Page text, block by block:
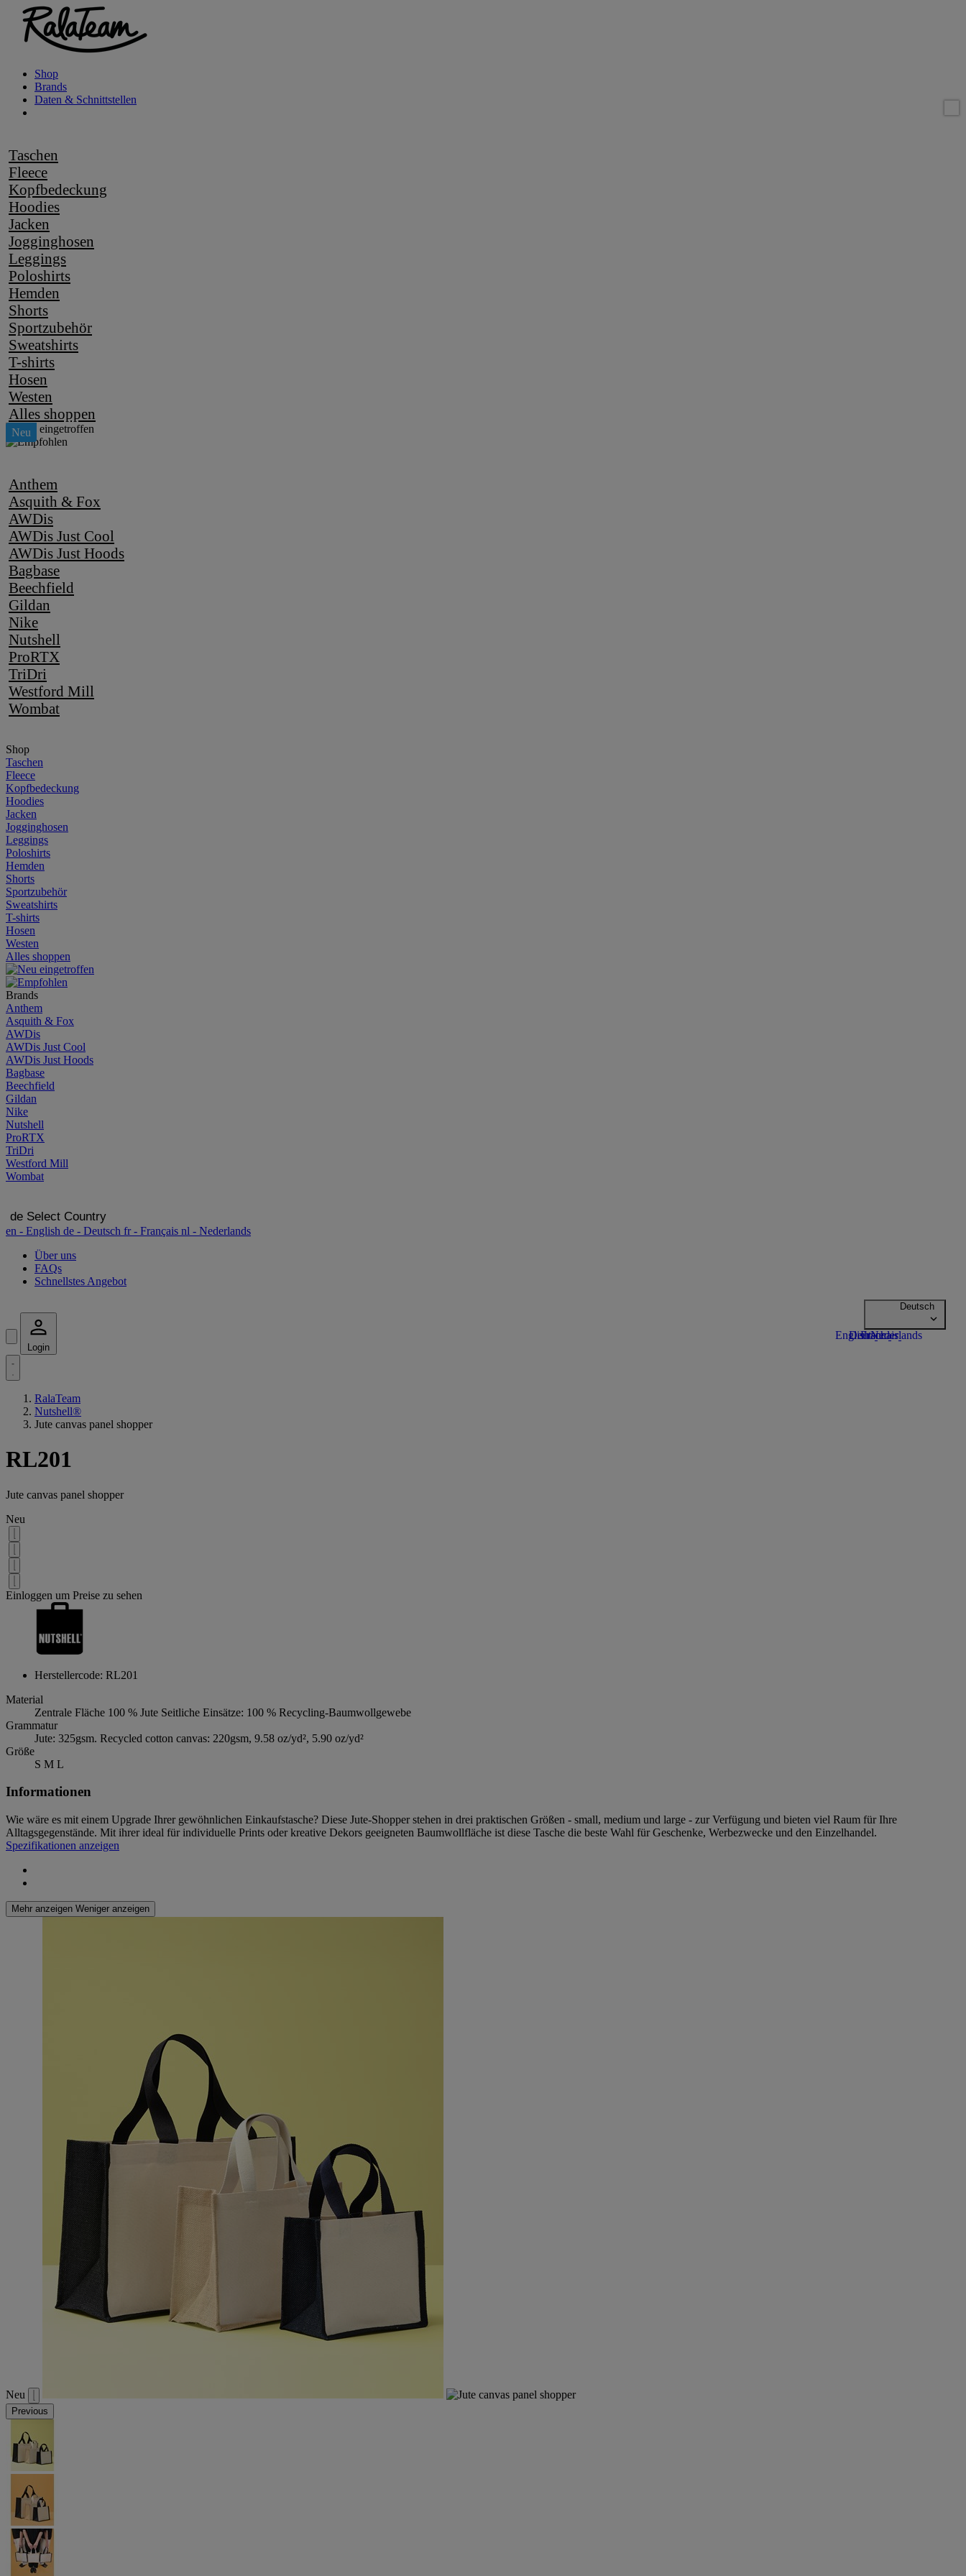
Shop
Brands
Daten & Schnittstellen
Taschen
Fleece
Kopfbedeckung
Hoodies
Jacken
Jogginghosen
Leggings
Poloshirts
Hemden
Shorts
Sportzubehör
Sweatshirts
T-shirts
Hosen
Westen
Alles shoppen
Anthem
Asquith & Fox
AWDis
AWDis Just Cool
AWDis Just Hoods
Bagbase
Beechfield
Gildan
Nike
Nutshell
ProRTX
TriDri
Westford Mill
Wombat
Shop
Taschen
Fleece
Kopfbedeckung
Hoodies
Jacken
Jogginghosen
Leggings
Poloshirts
Hemden
Shorts
Sportzubehör
Sweatshirts
T-shirts
Hosen
Westen
Alles shoppen
Brands
Anthem
Asquith & Fox
AWDis
AWDis Just Cool
AWDis Just Hoods
Bagbase
Beechfield
Gildan
Nike
Nutshell
ProRTX
TriDri
Westford Mill
Wombat
de Select Country
en - English de - Deutsch fr- Français nl - Nederlands
Über uns
FAQs
Schnellstes Angebot
Login
RalaTeam
Nutshell®
Jute canvas panel shopper
RL201
Jute canvas panel shopper
Neu
Einloggen um Preise zu sehen
Herstellercode: RL201
Material
Zentrale Fläche 100 % Jute Seitliche Einsätze: 100 % Recycling-Baumwollgewebe
Grammatur
Jute: 325gsm. Recycled cotton canvas: 220gsm, 9.58 oz/yd², 5.90 oz/yd²
Größe
S M L
Informationen
Wie wäre es mit einem Upgrade Ihrer gewöhnlichen Einkaufstasche? Diese Jute-Shopper stehen in drei praktischen Größen - small, medium und large - zur Verfügung und bieten viel Raum für Ihre
Alltagsgegenstände. Mit ihrer ideal für individuelle Prints oder kreative Dekors geeigneten Baumwollfläche ist diese Tasche die beste Wahl für Geschenke, Werbezwecke und den Einzelhandel.
Spezifikationen anzeigen
Mehr anzeigen Weniger anzeigen
Neu
Previous